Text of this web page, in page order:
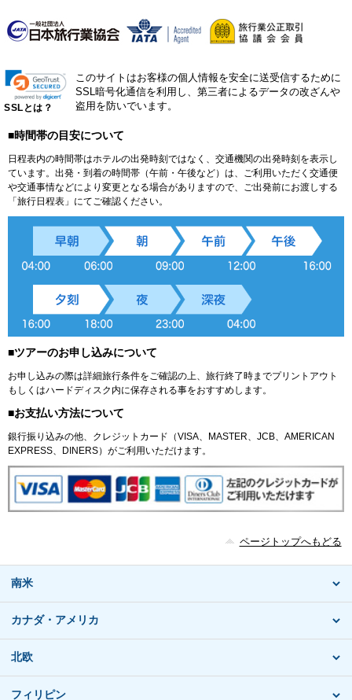
SSLとは？
このサイトはお客様の個人情報を安全に送受信するために
SSL暗号化通信を利用し、第三者によるデータの改ざんや
盗用を防いでいます。
■時間帯の目安について
日程表内の時間帯はホテルの出発時刻ではなく、交通機関の出発時刻を表示し
ています。出発・到着の時間帯（午前・午後など）は、ご利用いただく交通便
や交通事情などにより変更となる場合がありますので、ご出発前にお渡しする
「旅行日程表」にてご確認ください。
■ツアーのお申し込みについて
お申し込みの際は詳細旅行条件をご確認の上、旅行終了時までプリントアウト
もしくはハードディスク内に保存される事をおすすめします。
■お支払い方法について
銀行振り込みの他、クレジットカード（VISA、MASTER、JCB、AMERICAN
EXPRESS、DINERS）がご利用いただけます。
ページトップへもどる
南米
カナダ・アメリカ
北欧
フィリピン